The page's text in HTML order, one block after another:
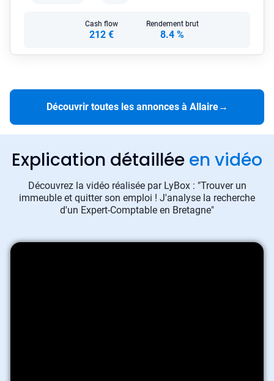
Cash flow
212 €
Rendement brut
8.4 %
Découvrir toutes les annonces à Allaire→
Explication détaillée en vidéo
Découvrez la vidéo réalisée par LyBox : "Trouver un
immeuble et quitter son emploi ! J'analyse la recherche
d'un Expert-Comptable en Bretagne"